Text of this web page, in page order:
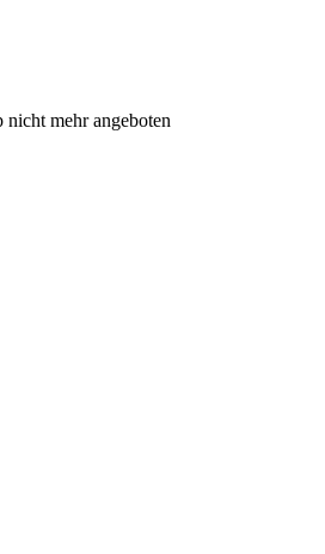
mehr angeboten